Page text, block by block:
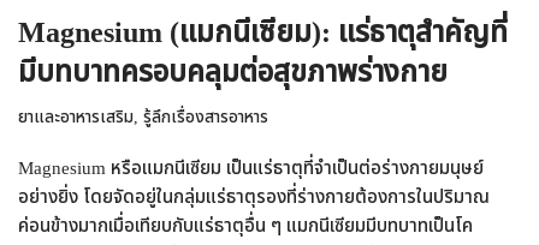
Magnesium (แมกนีเซียม): แร่ธาตุสำคัญที่
มีบทบาทครอบคลุมต่อสุขภาพร่างกาย
ยาและอาหารเสริม, รู้ลึกเรื่องสารอาหาร
Magnesium หรือแมกนีเซียม เป็นแร่ธาตุที่จำเป็นต่อร่างกายมนุษย์
อย่างยิ่ง โดยจัดอยู่ในกลุ่มแร่ธาตุรองที่ร่างกายต้องการในปริมาณ
ค่อนข้างมากเมื่อเทียบกับแร่ธาตุอื่น ๆ แมกนีเซียมมีบทบาทเป็นโค